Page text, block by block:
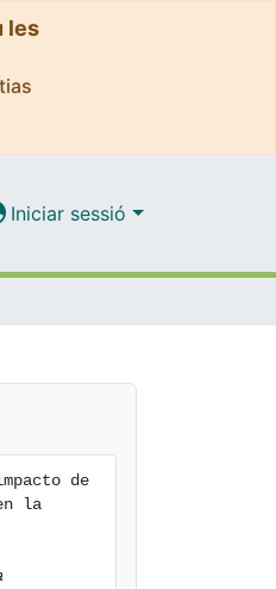
les
Iniciar sessió
de
la